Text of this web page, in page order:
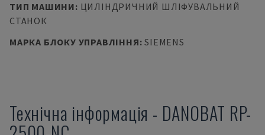
ТИП МАШИНИ: ЦИЛІНДРИЧНИЙ ШЛІФУВАЛЬНИЙ
СТАНОК
МАРКА БЛОКУ УПРАВЛІННЯ:SIEMENS
Технічна інформація - DANOBAT RP-